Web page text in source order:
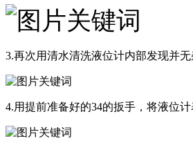
3.再次用清水清洗液位计内部发现并
4.用提前准备好的34的扳手，将液位